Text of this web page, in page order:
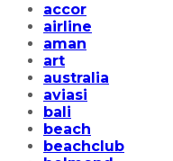
accor
airline
aman
art
australia
aviasi
bali
beach
beachclub